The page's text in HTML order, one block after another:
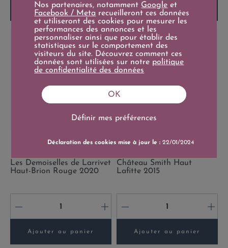
Ajouter au panier Ajouter au panier
22,50 €
Les Demoiselles de Larrivet
Haut-Brion Rouge 2020
- +
Ajouter au panier
Prix
189,00 €
Château Smith Haut
Lafitte 2015
- +
Ajouter au panier
Nos partenaires, notamment Google et
Facebook / Meta recueilleront ces données
et utiliseront des cookies pour mesurer les
performances des annonces et les
personnaliser ainsi que pour établir des
statistiques sur le comportement des
visiteurs du site. Découvrez comment ces
données sont utilisées sur notre politique
de confidentialité des données
Définir mes préférences
OK
Déclaration des cookies mise à jour le :22/01/2024